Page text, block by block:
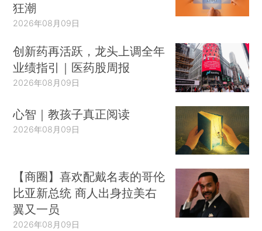
狂潮
2026年08月09日
创新药再活跃，龙头上调全年
业绩指引｜医药股周报
2026年08月09日
心智｜教孩子真正阅读
2026年08月09日
【商圈】喜欢配戴名表的哥伦
比亚新总统 商人出身拉美右
翼又一员
2026年08月09日